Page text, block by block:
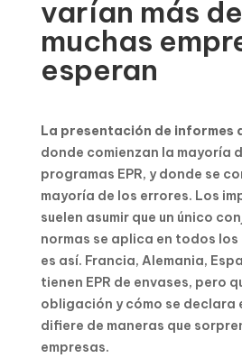
varían más
muchas
esperan
La presentación de informes
donde comienzan la mayoría
programas EPR, y donde se
mayoría de los errores. Los
suelen asumir que un único
normas se aplica en todos los
es así. Francia, Alemania,
tienen EPR de envases, pero
obligación y cómo se declara
difiere de maneras que
empresas.